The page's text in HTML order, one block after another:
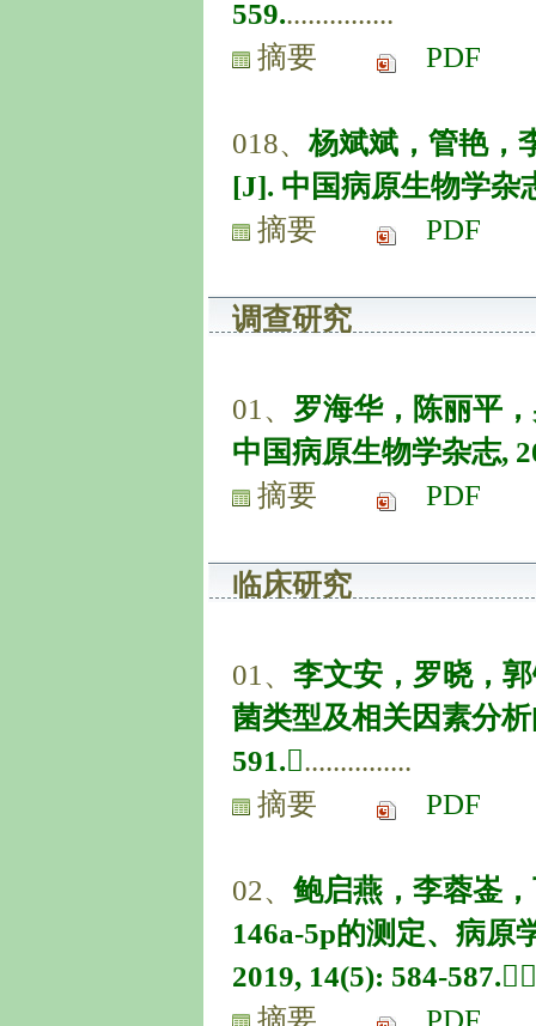
559................
摘要
PDF
018、杨斌斌，管艳，
[J]. 中国病原生物学杂
摘要
PDF
调查研究
01、 罗海华，陈丽平
中国病原生物学杂志,
摘要
PDF
临床研究
01、 李文安，罗晓，
菌类型及相关因素分
591................
摘要
PDF
02、 鲍启燕，李蓉崟
146a-5p的测定、病原
2019, 14(5): 584-587.
摘要
PDF